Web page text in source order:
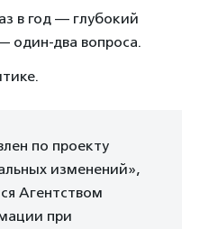
в год — глубокий
один-два вопроса.
по проекту
изменений»,
Агентством
при